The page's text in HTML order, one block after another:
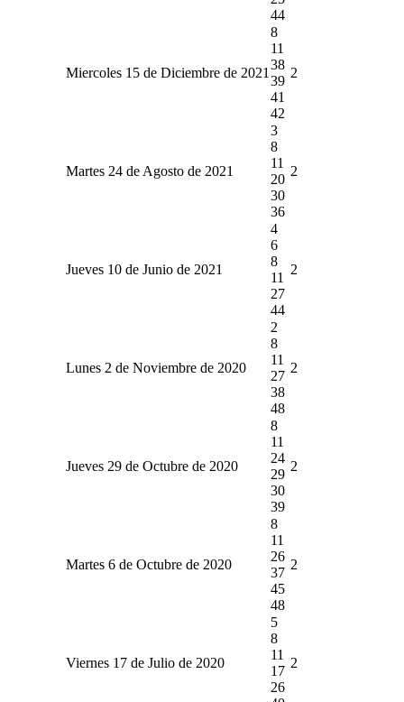
44
Miercoles 15 de Diciembre de 2021
8
11
38
39
41
42
2
Martes 24 de Agosto de 2021
3
8
11
20
30
36
2
Jueves 10 de Junio de 2021
4
6
8
11
27
44
2
Lunes 2 de Noviembre de 2020
2
8
11
27
38
48
2
Jueves 29 de Octubre de 2020
8
11
24
29
30
39
2
Martes 6 de Octubre de 2020
8
11
26
37
45
48
2
Viernes 17 de Julio de 2020
5
8
11
17
26
2